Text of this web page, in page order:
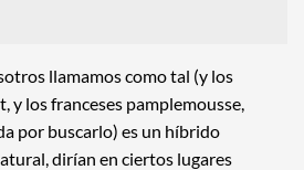
llamamos como tal (y los
y los franceses pamplemousse,
por buscarlo) es un híbrido
dirían en ciertos lugares